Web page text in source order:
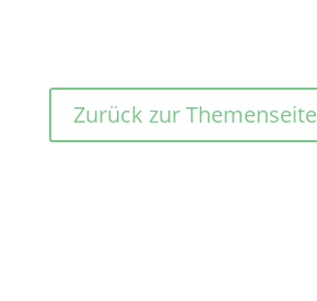
Zurück zur Themenseite